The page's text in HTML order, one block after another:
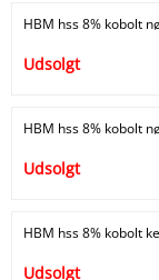
HBM hss 8% kobolt
Udsolgt
HBM hss 8% kobolt
Udsolgt
HBM hss 8% kobolt
Udsolgt